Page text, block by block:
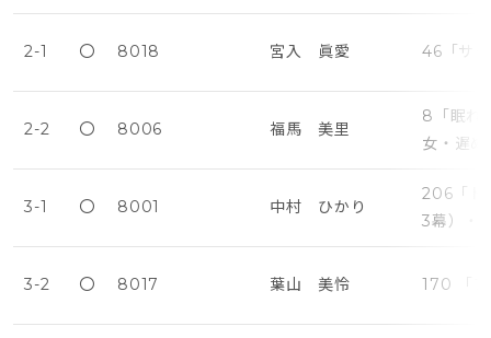
2-1 〇 8018 宮入 眞愛 46「サ
2-2 〇 8006 福馬 美里
8「眠れ
女・遅め
3-1 〇 8001 中村 ひかり
206「ド
3幕）・
3-2 〇 8017 葉山 美怜 170 「